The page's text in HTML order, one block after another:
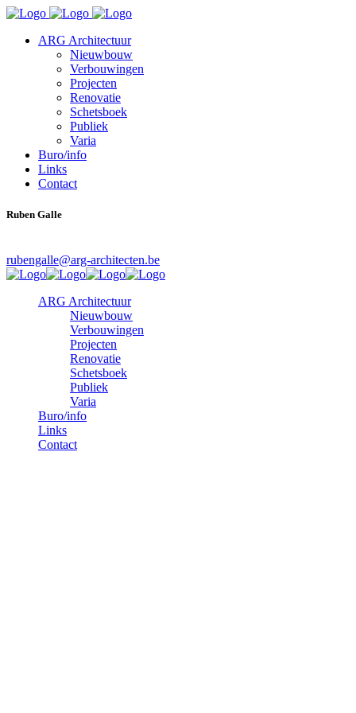
ARG Architectuur
Nieuwbouw
Verbouwingen
Projecten
Renovatie
Schetsboek
Publiek
Varia
Buro/info
Links
Contact
Ruben Galle
rubengalle@arg-architecten.be
ARG Architectuur
Nieuwbouw
Verbouwingen
Projecten
Renovatie
Schetsboek
Publiek
Varia
Buro/info
Links
Contact